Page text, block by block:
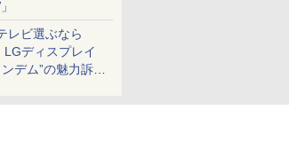
レビ選ぶなら
LGディスプレイ
デム”の魅力訴